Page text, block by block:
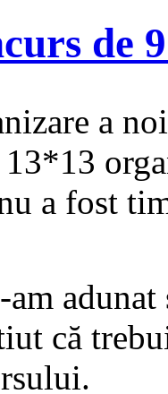
de
a
a fost
adunat
că